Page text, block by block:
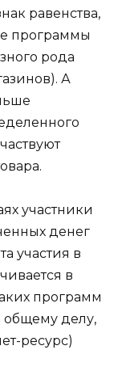
равенства,
программы
рода
А
участники
денег
участия в
в
программ
общему делу,
ресурс)